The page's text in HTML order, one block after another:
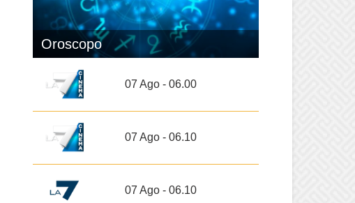
Oroscopo
07 Ago - 06.00
07 Ago - 06.10
07 Ago - 06.10